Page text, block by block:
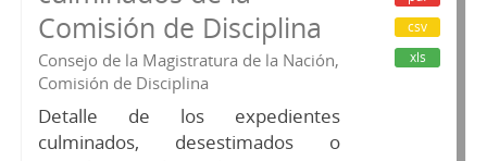
Comisión de Disciplina
Consejo de la Magistratura de la Nación,
Comisión de Disciplina
Detalle de los expedientes
culminados, desestimados o
csv
xls